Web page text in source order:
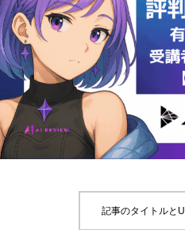
記事のタイトルと